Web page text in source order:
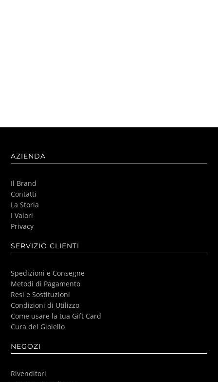
AZIENDA
Il Brand
Contatti
La Storia
I Valori
Privacy
SERVIZIO CLIENTI
Spedizioni e Consegne
Metodi di Pagamento
Resi e Sostituzioni
Condizioni di Utilizzo
Come usare la tua Gift Card
Cura del Gioiello
NEGOZI
Rivenditori